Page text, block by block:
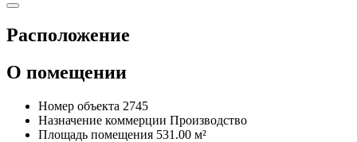
Расположение
О помещении
Номер объекта 2745
Назначение коммерции Производство
Площадь помещения 531.00 м²